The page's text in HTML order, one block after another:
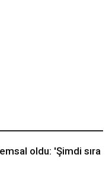
oldu: 'Şimdi sıra